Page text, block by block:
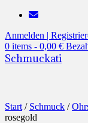
Zum
springen
Anmelden |
0 items - 0,00 €
Schmuckati
Start / Schmuck /
rosegold